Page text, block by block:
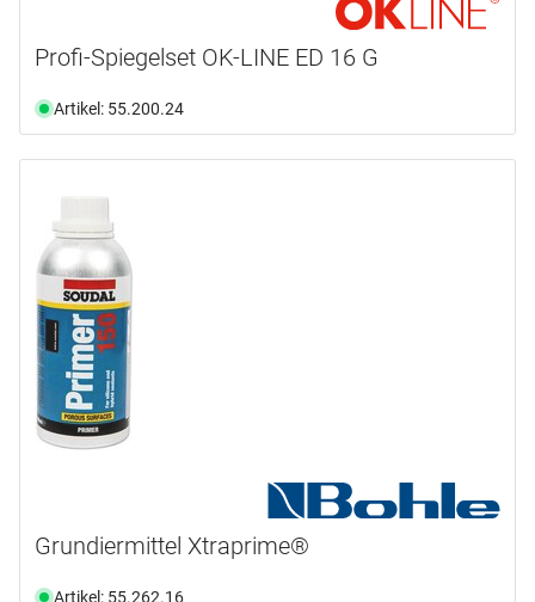
Profi-Spiegelset OK-LINE ED 16 G
Artikel: 55.200.24
Grundiermittel Xtraprime®
Artikel: 55.262.16